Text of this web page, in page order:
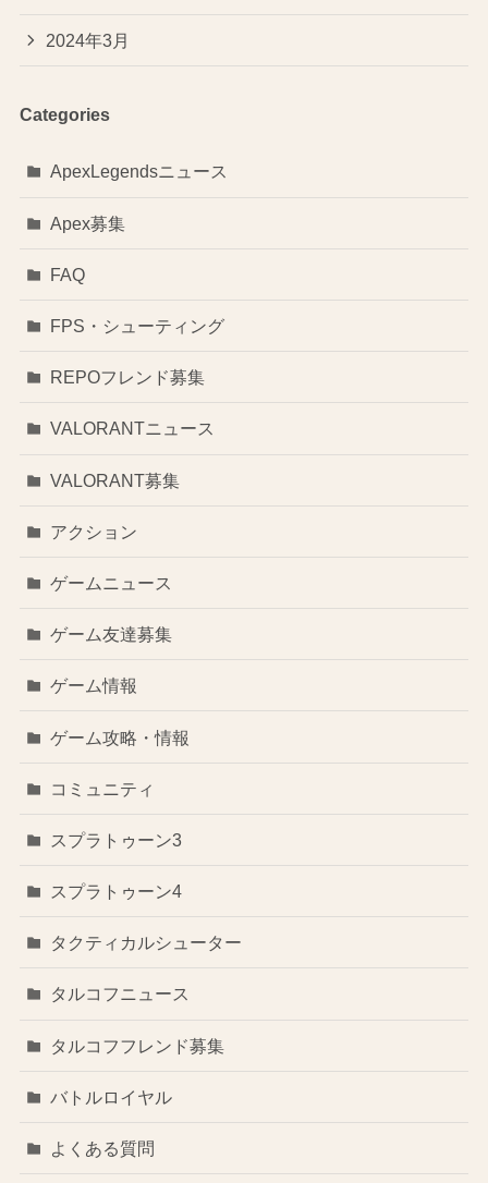
2024年3月
Categories
ApexLegendsニュース
Apex募集
FAQ
FPS・シューティング
REPOフレンド募集
VALORANTニュース
VALORANT募集
アクション
ゲームニュース
ゲーム友達募集
ゲーム情報
ゲーム攻略・情報
コミュニティ
スプラトゥーン3
スプラトゥーン4
タクティカルシューター
タルコフニュース
タルコフフレンド募集
バトルロイヤル
よくある質問